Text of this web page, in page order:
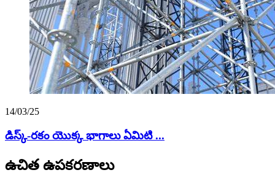
14/03/25
డిస్క్-రకం యొక్క భాగాలు ఏమిటి ...
ఉచిత ఉపకరణాలు